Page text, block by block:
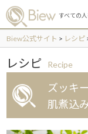
すべての人
Biew公式サイト > レシピ
レシピ Recipe
ズッキ
肌煮込